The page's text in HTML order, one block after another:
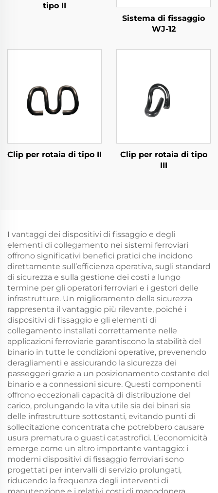
tipo II
Sistema di fissaggio
WJ-12
Clip per rotaia di tipo II
Clip per rotaia di tipo
III
I vantaggi dei dispositivi di fissaggio e degli
elementi di collegamento nei sistemi ferroviari
offrono significativi benefici pratici che incidono
direttamente sull’efficienza operativa, sugli standard
di sicurezza e sulla gestione dei costi a lungo
termine per gli operatori ferroviari e i gestori delle
infrastrutture. Un miglioramento della sicurezza
rappresenta il vantaggio più rilevante, poiché i
dispositivi di fissaggio e gli elementi di
collegamento installati correttamente nelle
applicazioni ferroviarie garantiscono la stabilità del
binario in tutte le condizioni operative, prevenendo
deragliamenti e assicurando la sicurezza dei
passeggeri grazie a un posizionamento costante del
binario e a connessioni sicure. Questi componenti
offrono eccezionali capacità di distribuzione del
carico, prolungando la vita utile sia dei binari sia
delle infrastrutture sottostanti, evitando punti di
sollecitazione concentrata che potrebbero causare
usura prematura o guasti catastrofici. L’economicità
emerge come un altro importante vantaggio: i
moderni dispositivi di fissaggio ferroviari sono
progettati per intervalli di servizio prolungati,
riducendo la frequenza degli interventi di